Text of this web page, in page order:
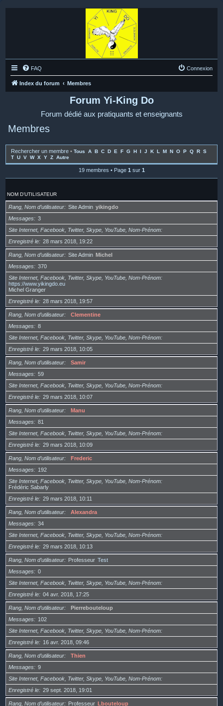
FAQ Connexion
Index du forum Membres
Forum Yi-King Do
Forum dédié aux pratiquants et enseignants
Membres
Rechercher un membre • Tous A B C D E F G H I J K L M N O P Q R S
T U V W X Y Z Autre
19 membres • Page 1 sur 1
NOM D’UTILISATEUR
Rang, Nom d’utilisateur Site Admin yikingdo
Messages
3
Site Internet, Facebook, Twitter, Skype, YouTube, Nom-Prénom
Enregistré le
28 mars 2018, 19:22
Rang, Nom d’utilisateur Site Admin Michel
Messages
370
Site Internet, Facebook, Twitter, Skype, YouTube, Nom-Prénom
https://www.yikingdo.eu
Michel Granger
Enregistré le
28 mars 2018, 19:57
Rang, Nom d’utilisateur
Clementine
Messages
8
Site Internet, Facebook, Twitter, Skype, YouTube, Nom-Prénom
Enregistré le
29 mars 2018, 10:05
Rang, Nom d’utilisateur
Samir
Messages
59
Site Internet, Facebook, Twitter, Skype, YouTube, Nom-Prénom
Enregistré le
29 mars 2018, 10:07
Rang, Nom d’utilisateur
Manu
Messages
81
Site Internet, Facebook, Twitter, Skype, YouTube, Nom-Prénom
Enregistré le
29 mars 2018, 10:09
Rang, Nom d’utilisateur
Frederic
Messages
192
Site Internet, Facebook, Twitter, Skype, YouTube, Nom-Prénom
Frédéric Sabarly
Enregistré le
29 mars 2018, 10:11
Rang, Nom d’utilisateur
Alexandra
Messages
34
Site Internet, Facebook, Twitter, Skype, YouTube, Nom-Prénom
Enregistré le
29 mars 2018, 10:13
Rang, Nom d’utilisateur Professeur Test
Messages
0
Site Internet, Facebook, Twitter, Skype, YouTube, Nom-Prénom
Enregistré le
04 avr. 2018, 17:25
Rang, Nom d’utilisateur
Pierrebouteloup
Messages
102
Site Internet, Facebook, Twitter, Skype, YouTube, Nom-Prénom
Enregistré le
16 avr. 2018, 09:46
Rang, Nom d’utilisateur
Thien
Messages
9
Site Internet, Facebook, Twitter, Skype, YouTube, Nom-Prénom
Enregistré le
29 sept. 2018, 19:01
Rang, Nom d’utilisateur Professeur Lbouteloup